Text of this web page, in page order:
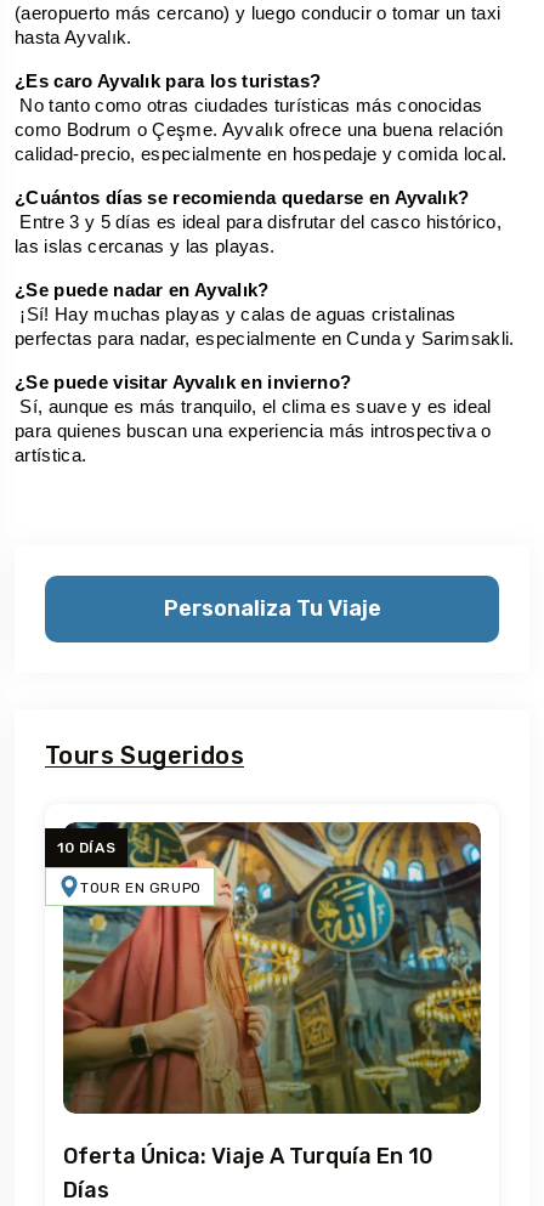
(aeropuerto más cercano) y luego conducir o tomar un taxi
hasta Ayvalık.
¿Es caro Ayvalık para los turistas?
como Bodrum o Çeşme. Ayvalık ofrece una buena relación
calidad-precio, especialmente en hospedaje y comida local.
¿Cuántos días se recomienda quedarse en Ayvalık?
las islas cercanas y las playas.
¿Se puede nadar en Ayvalık?
perfectas para nadar, especialmente en Cunda y Sarimsakli.
¿Se puede visitar Ayvalık en invierno?
para quienes buscan una experiencia más introspectiva o
artística.
Personaliza Tu Viaje
Tours Sugeridos
10 DÍAS
TOUR EN GRUPO
Oferta Única: Viaje A Turquía En 10
Días